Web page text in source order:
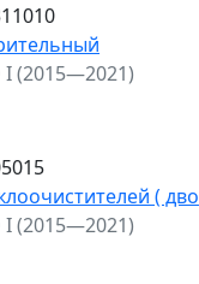
(2015—2021)
(
(2015—2021)